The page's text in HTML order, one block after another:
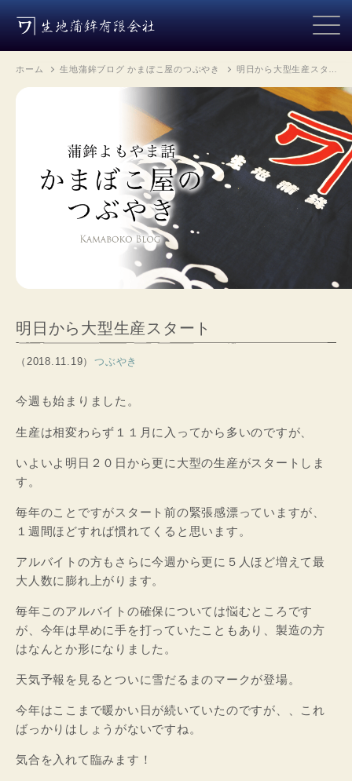
ホーム 生地蒲鉾ブログ かまぼこ屋のつぶやき 明日から大型生産スタ…
明日から大型生産スタート
（2018.11.19） つぶやき
今週も始まりました。
生産は相変わらず１１月に入ってから多いのですが、
いよいよ明日２０日から更に大型の生産がスタートしま
す。
毎年のことですがスタート前の緊張感漂っていますが、
１週間ほどすれば慣れてくると思います。
アルバイトの方もさらに今週から更に５人ほど増えて最
大人数に膨れ上がります。
毎年このアルバイトの確保については悩むところです
が、今年は早めに手を打っていたこともあり、製造の方
はなんとか形になりました。
天気予報を見るとついに雪だるまのマークが登場。
今年はここまで暖かい日が続いていたのですが、、これ
ばっかりはしょうがないですね。
気合を入れて臨みます！